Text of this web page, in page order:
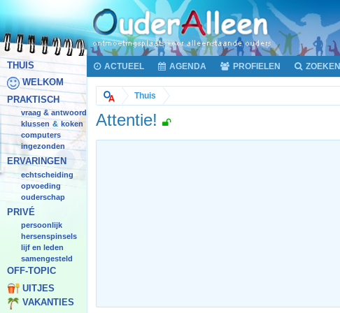
THUIS
WELKOM
PRAKTISCH
vraag & antwoord
klussen & koken
computers
ingezonden
ERVARINGEN
echtscheiding
opvoeding
ouderschap
PRIVÉ
persoonlijk
hersenspinsels
lijf en leden
samengesteld
OFF-TOPIC
UITJES
VAKANTIES
ACTUEEL AGENDA PROFIELEN ZOEKEN
Thuis
Attentie!